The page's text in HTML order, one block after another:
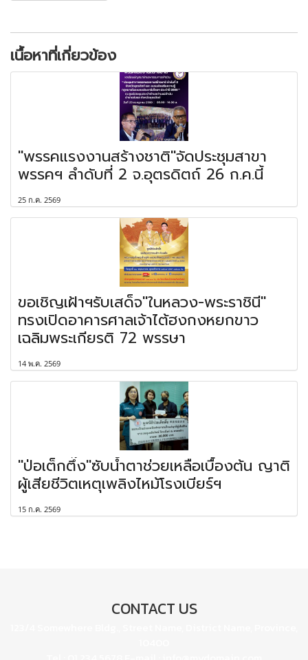
เนื้อหาที่เกี่ยวข้อง
"พรรคแรงงานสร้างชาติ"จัดประชุมสาขา
พรรคฯ ลำดับที่ 2 จ.อุตรดิตถ์ 26 ก.ค.นี้
25 ก.ค. 2569
ขอเชิญเฝ้าฯรับเสด็จ"ในหลวง-พระราชินี"
ทรงเปิดอาคารศาลเจ้าไต้ฮงกงหยกขาว
เฉลิมพระเกียรติ 72 พรรษา
14 พ.ค. 2569
"ป่อเต็กตึ๊ง"ซับน้ำตาช่วยเหลือเบื้องต้น ญาติ
ผู้เสียชีวิตเหตุเพลิงไหม้โรงเบียร์ฯ
15 ก.ค. 2569
CONTACT US